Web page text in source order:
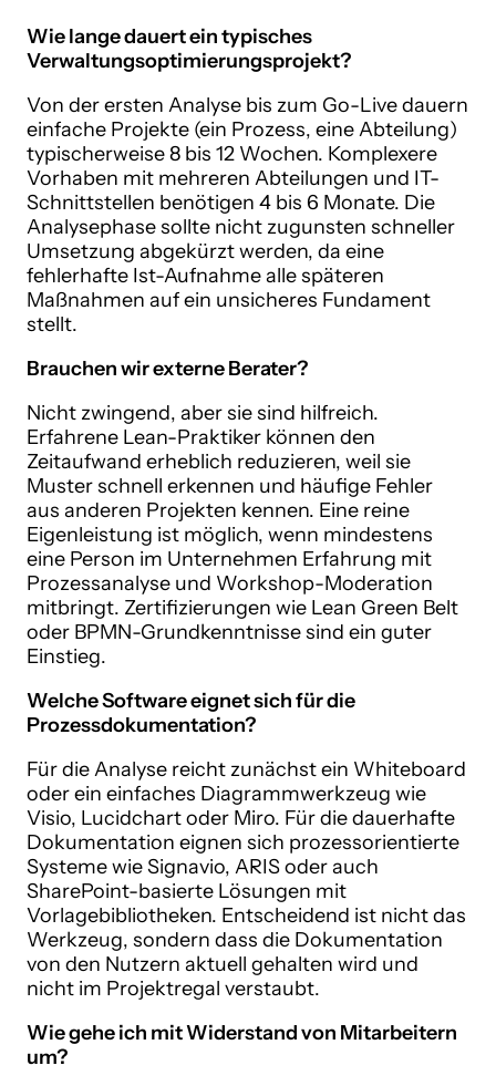
Wie lange dauert ein typisches
Verwaltungsoptimierungsprojekt?
Von der ersten Analyse bis zum Go-Live dauern
einfache Projekte (ein Prozess, eine Abteilung)
typischerweise 8 bis 12 Wochen. Komplexere
Vorhaben mit mehreren Abteilungen und IT-
Schnittstellen benötigen 4 bis 6 Monate. Die
Analysephase sollte nicht zugunsten schneller
Umsetzung abgekürzt werden, da eine
fehlerhafte Ist-Aufnahme alle späteren
Maßnahmen auf ein unsicheres Fundament
stellt.
Brauchen wir externe Berater?
Nicht zwingend, aber sie sind hilfreich.
Erfahrene Lean-Praktiker können den
Zeitaufwand erheblich reduzieren, weil sie
Muster schnell erkennen und häufige Fehler
aus anderen Projekten kennen. Eine reine
Eigenleistung ist möglich, wenn mindestens
eine Person im Unternehmen Erfahrung mit
Prozessanalyse und Workshop-Moderation
mitbringt. Zertifizierungen wie Lean Green Belt
oder BPMN-Grundkenntnisse sind ein guter
Einstieg.
Welche Software eignet sich für die
Prozessdokumentation?
Für die Analyse reicht zunächst ein Whiteboard
oder ein einfaches Diagrammwerkzeug wie
Visio, Lucidchart oder Miro. Für die dauerhafte
Dokumentation eignen sich prozessorientierte
Systeme wie Signavio, ARIS oder auch
SharePoint-basierte Lösungen mit
Vorlagebibliotheken. Entscheidend ist nicht das
Werkzeug, sondern dass die Dokumentation
von den Nutzern aktuell gehalten wird und
nicht im Projektregal verstaubt.
Wie gehe ich mit Widerstand von Mitarbeitern
um?